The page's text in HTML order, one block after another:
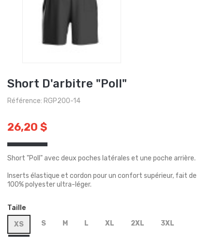
Short D'arbitre "Poll"
Référence: RGP200-14
26,20 $
Short "Poll" avec deux poches latérales et une poche arrière.
Inserts élastique et cordon pour un confort supérieur, fait de
100% polyester ultra-léger.
Taille
XS
S M L XL 2XL 3XL